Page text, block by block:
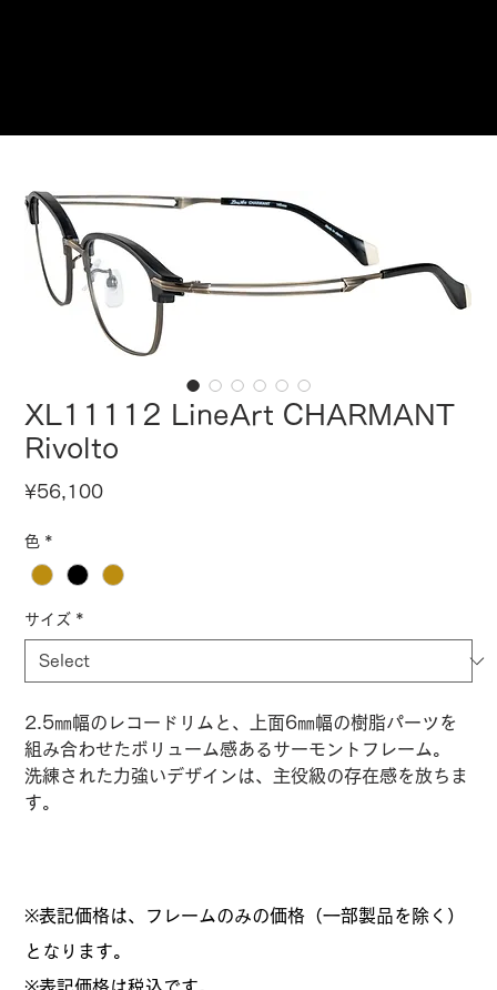
XL11112 LineArt CHARMANT
Rivolto
¥56,100Price
色 *
サイズ *
2.5㎜幅のレコードリムと、上面6㎜幅の樹脂パーツを
組み合わせたボリューム感あるサーモントフレーム。
洗練された力強いデザインは、主役級の存在感を放ちま
す。
※表記価格は、フレームのみの価格（一部製品を除く）
となります。